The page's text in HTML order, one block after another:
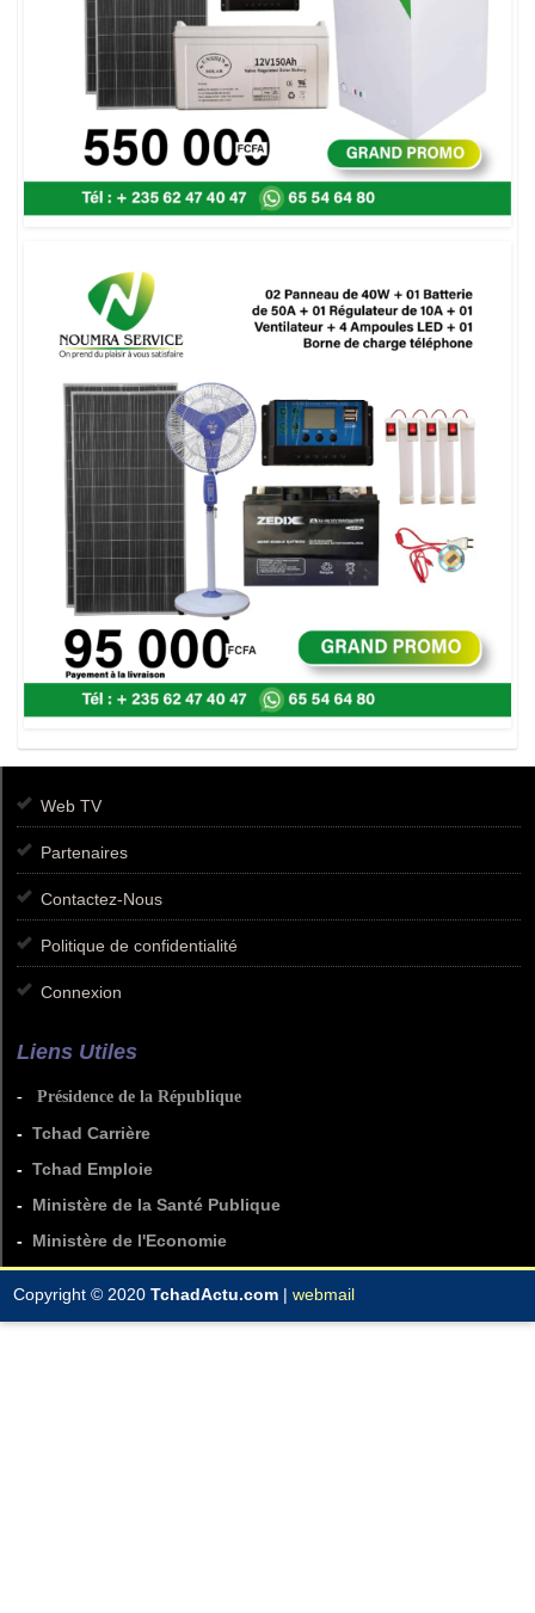
Web TV
Partenaires
Contactez-Nous
Politique de confidentialité
Connexion
Liens Utiles
- Présidence de la République
- Tchad Carrière
- Tchad Emploie
- Ministère de la Santé Publique
- Ministère de l'Economie
Copyright © 2020 TchadActu.com | webmail